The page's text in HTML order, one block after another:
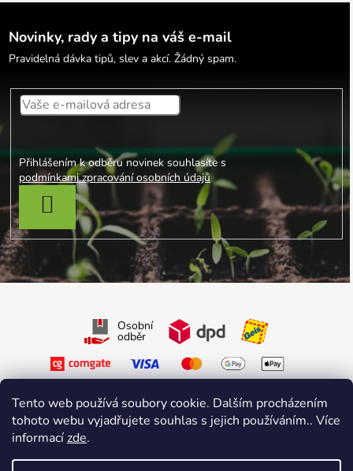
Tento web používá soubory cookie. Dalším procházením
tohoto webu vyjadřujete souhlas s jejich používáním.. Více
informacízde.
Novinky, rady a tipy na váš e-mail
Pravidelná dávka tipů, slev a akcí. Žádný spam.
Přihlášením k odběru novinek souhlasíte s
podmínkami zpracování osobních údajů
PŘIHLÁSIT SE
Osobní
odběr
Sledujte nás na Instagramu